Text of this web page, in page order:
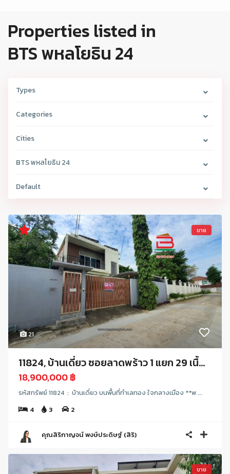
Properties listed in
BTS พหลโยธิน 24
Types
Categories
Cities
BTS พหลโยธิน 24
Default
21
ขาย
11824, บ้านเดี่ยว ซอยลาดพร้าว 1 แยก 29 เนื้...
18,900,000 ฿
รหัสทรัพย์ 11824 : บ้านเดี่ยว บนพื้นที่ทำเลทอง ใจกลางเมือง **พ ...
4
3 2
คุณสิริกาญจน์ พงษ์ประดิษฐ์ (สิริ)
ขาย